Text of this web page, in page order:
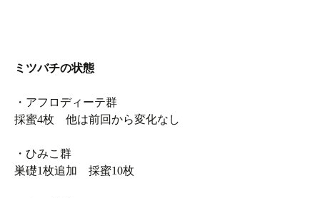
ミツバチの状態
・アフロディーテ群
採蜜4枚 他は前回から変化なし
・ひみこ群
巣礎1枚追加 採蜜10枚